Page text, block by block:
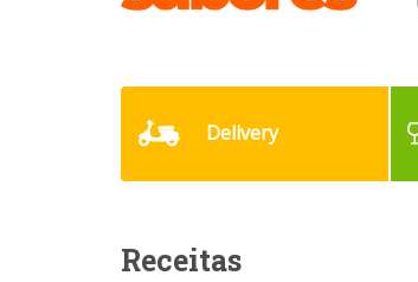
Delivery
Receitas